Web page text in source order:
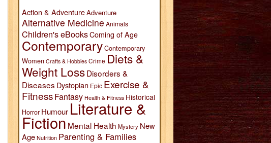
Action & AdventureAdventure
Alternative Medicine Animals
Children's eBooksComing of Age
ContemporaryContemporary
Women Crafts & Hobbies Crime Diets &
Weight LossDisorders &
Diseases Dystopian Epic Exercise &
FitnessFantasy Health & Fitness Historical
Horror Humour Literature &
Fiction Mental Health Mystery New
AgeNutrition Parenting & Families